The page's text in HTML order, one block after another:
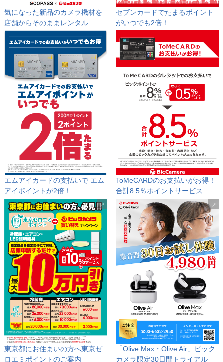
気になった新品のカメラ機材を
店舗からそのままレンタル
セブンカードでたまるポイント
がいつでも2倍！
エムアイカードの支払いで エム
アイポイントが2倍！
ToMeCARDのお支払いがお得！
合計8.5％ポイントサービス
東京都にお住まいの方へ東京ゼ
ロエミポイントのご案内
「Olive Max・Olive Air」
ビック
カメラ限定30日間トライアル